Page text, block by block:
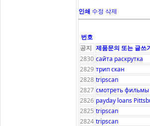
인쇄 수정 삭제
번호
공지 제품문의 또는 글쓰
2830 сайта раскрутка
2829 трип скан
2828 tripscan
2827 смотреть фильмы
2826 payday loans
2825 tripscan
2824 tripscan